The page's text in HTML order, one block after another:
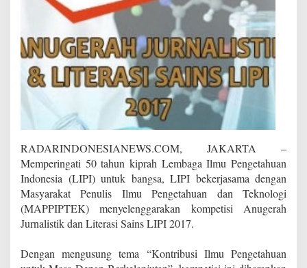
P
2
0
1
7
RADARINDONESIANEWS.COM, JAKARTA –
Memperingati 50 tahun kiprah Lembaga Ilmu Pengetahuan
Indonesia (LIPI) untuk bangsa, LIPI bekerjasama dengan
Masyarakat Penulis Ilmu Pengetahuan dan Teknologi
(MAPPIPTEK) menyelenggarakan kompetisi Anugerah
Jurnalistik dan Literasi Sains LIPI 2017.
Dengan mengusung tema “Kontribusi Ilmu Pengetahuan